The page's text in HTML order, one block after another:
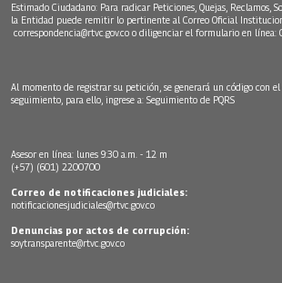
Estimado Ciudadano: Para radicar Peticiones, Quejas, Reclamos,
la Entidad puede remitir lo pertinente al Correo Oficial
correspondencia@rtvc.gov.co o diligenciar el formulario en línea:
Al momento de registrar su petición, se generará un código con
seguimiento, para ello, ingrese a: Seguimiento de PQRS
Asesor en línea: lunes 9:30 a.m. - 12 m
(+57) (601) 2200700
Correo de notificaciones judiciales:
notificacionesjudiciales@rtvc.gov.co
Denuncias por actos de corrupción:
soytransparente@rtvc.gov.co